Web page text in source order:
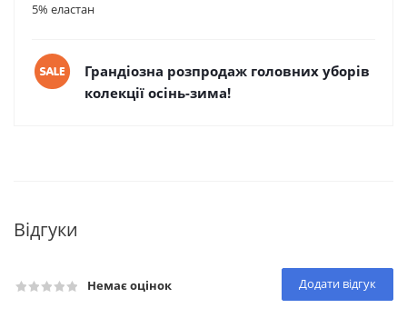
5% еластан
Грандіозна розпродаж головних уборів
колекції осінь-зима!
Відгуки
Немає оцінок Додати відгук